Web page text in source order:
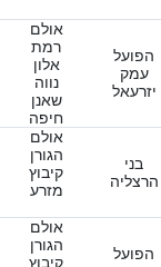
הפועל
עמק
יזרעאל
אולם
רמת
אלון
נווה
שאנן
חיפה
בני
הרצליה
אולם
הגורן
קיבוץ
מזרע
הפועל
אולם
הגורן
קיבוץ